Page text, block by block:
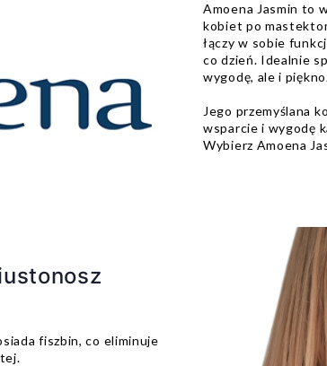
Amoena Jasmin to
kobiet po
łączy w sobie
co dzień. Idealnie
wygodę, ale i
Jego przemyślana
wsparcie i wygodę
Wybierz Amoena
fiszbin, co eliminuje